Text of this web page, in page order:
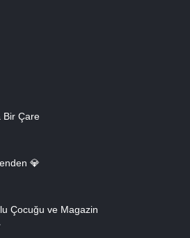
Bir Çare
💎
Çocuğu ve Magazin